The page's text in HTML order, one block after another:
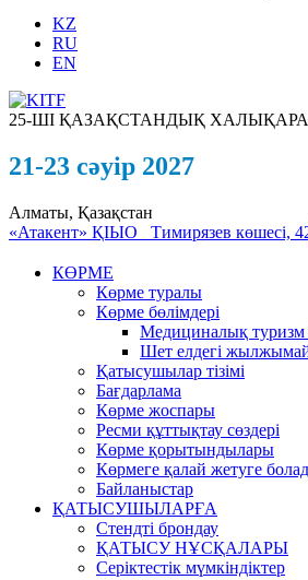
KZ
RU
EN
25-ШI ҚАЗАҚСТАНДЫҚ
21-23 сәуір 2027
Алматы, Қазақстан
«Атакент» ҚІЫО Тимирязев көшесі,
КӨРМЕ
Көрме туралы
Көрме бөлімдері
Медициналық туризм
Шет елдегі
Қатысушылар тізімі
Бағдарлама
Көрме жоспары
Ресми құттықтау сөздері
Көрме қорытындылары
Көрмеге қалай жетуге
Байланыстар
ҚАТЫСУШЫЛАРҒА
Стендті брондау
ҚАТЫСУ НҰСҚАЛАРЫ
Серіктестік мүмкіндіктер